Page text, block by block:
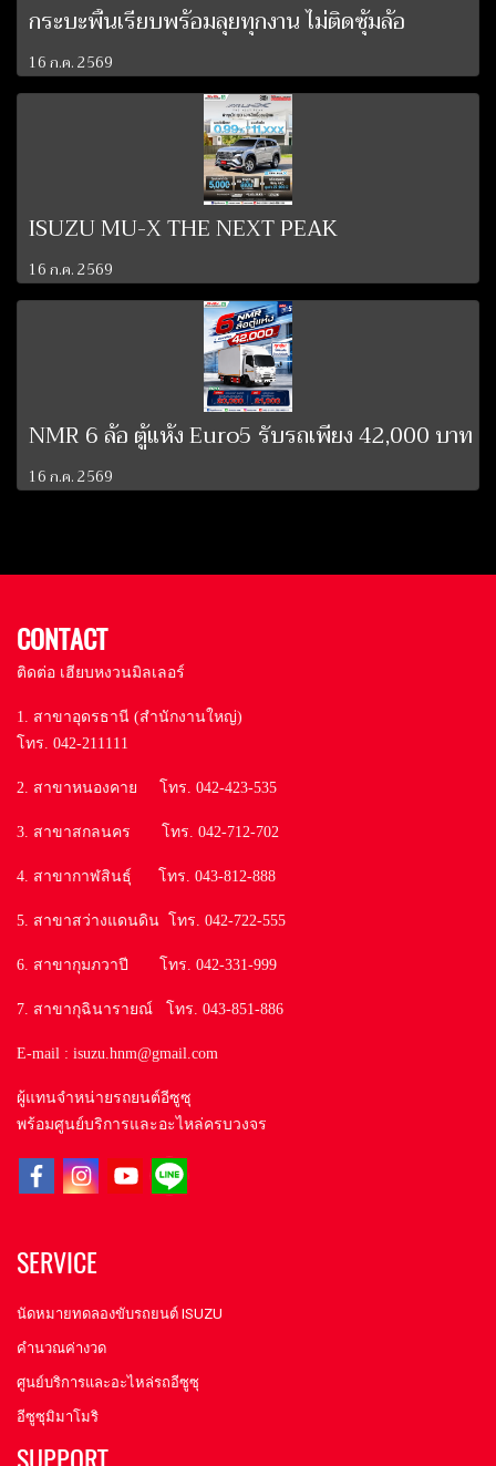
กระบะพื้นเรียบพร้อมลุยทุกงาน ไม่ติดซุ้มล้อ
16 ก.ค. 2569
ISUZU MU-X THE NEXT PEAK
16 ก.ค. 2569
NMR 6 ล้อ ตู้แห้ง Euro5 รับรถเพียง 42,000 บาท
16 ก.ค. 2569
CONTACT
ติดต่อ เฮียบหงวนมิลเลอร์
1. สาขาอุดรธานี (สำนักงานใหญ่)
โทร. 042-211111
2. สาขาหนองคาย โทร. 042-423-535
3. สาขาสกลนคร โทร. 042-712-702
4. สาขากาฬสินธุ์ โทร. 043-812-888
5. สาขาสว่างแดนดิน โทร. 042-722-555
6. สาขากุมภวาปี โทร. 042-331-999
7. สาขากุฉินารายณ์ โทร. 043-851-886
E-mail : isuzu.hnm@gmail.com
ผู้แทนจำหน่ายรถยนต์อีซูซุ
พร้อมศูนย์บริการและอะไหล่ครบวงจร
SERVICE
นัดหมายทดลองขับรถยนต์ ISUZU
คำนวณค่างวด
ศูนย์บริการและอะไหล่รถอีซูซุ
อีซูซุมิมาโมริ